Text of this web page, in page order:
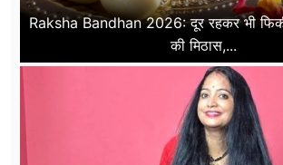
Raksha Bandhan 2026: दूर रहकर भी फिकी
की मिठास,...